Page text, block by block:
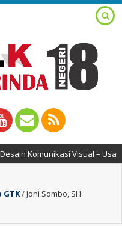
Komunikasi Visual – Usaha
GTK/Joni Sombo, SH